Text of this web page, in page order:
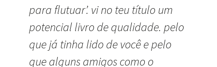
para flutuar’. vi no teu título um
potencial livro de qualidade. pelo
que já tinha lido de você e pelo
que alguns amigos como o